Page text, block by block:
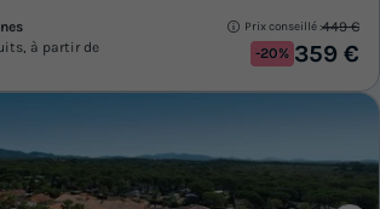
à partir de
Prix conseillé :449 €
-20% 359 €